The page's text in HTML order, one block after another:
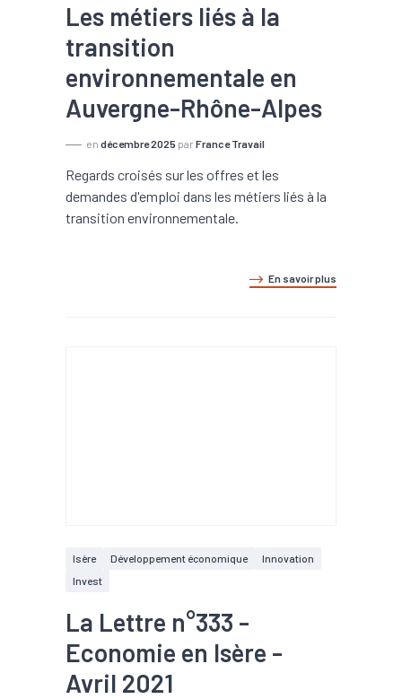
Les métiers liés à la
transition
environnementale en
Auvergne-Rhône-Alpes
en décembre 2025 par France Travail
Regards croisés sur les offres et les
demandes d'emploi dans les métiers liés à la
transition environnementale.
En savoir plus
Isère Développement économique
Innovation
Invest
La Lettre n°333 -
Economie en Isère -
Avril 2021